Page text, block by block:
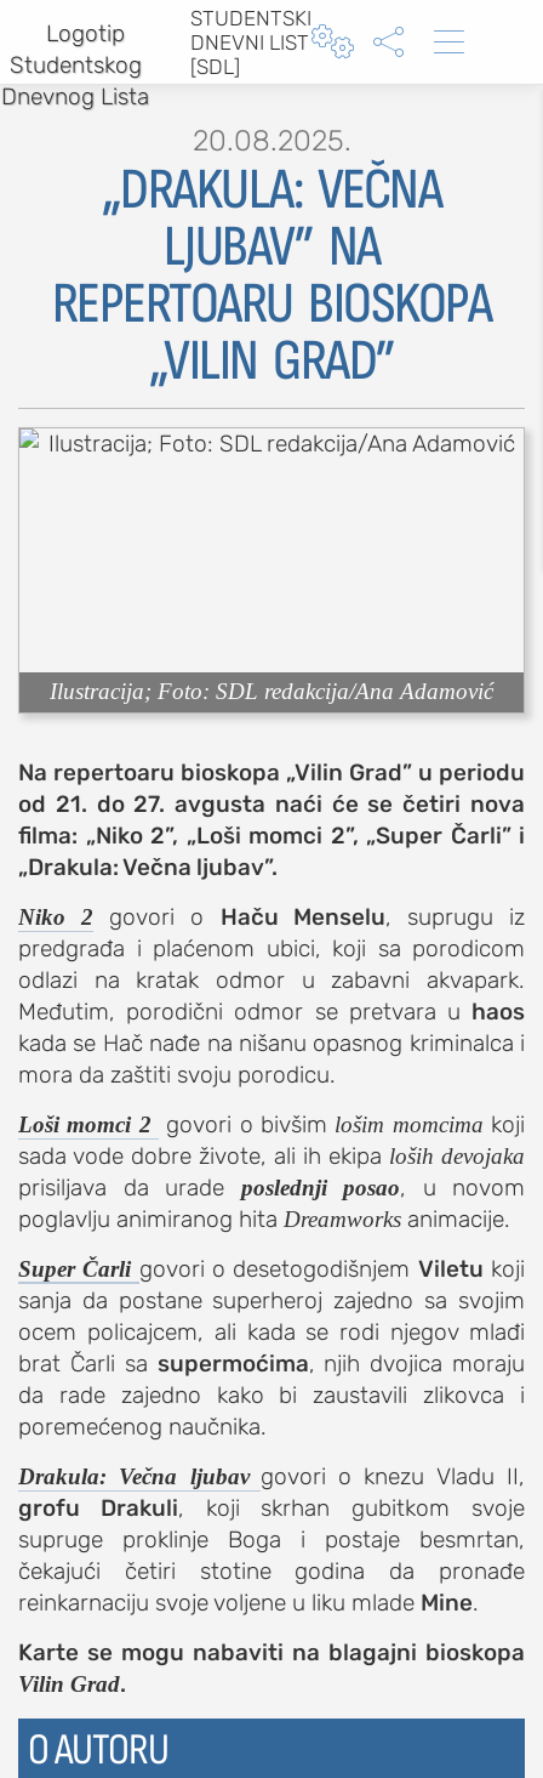
STUDENTSKI
DNEVNI LIST
[SDL]
  
MOJ SDL
SEKCIJE
rukomet
e-sport
zabava
muzika
putovanja
studenti
organizacije
konkursi
fakulteti
studentski život
zdravlje
it
kolumna
sdl podkast
STUDENTSKI DNEVNI LIST
o nama
impresum
kontakt
20.08.2025.
„DRAKULA: VEČNA
LJUBAV” NA
REPERTOARU BIOSKOPA
„VILIN GRAD”
Ilustracija; Foto: SDL redakcija/Ana Adamović
Na repertoaru bioskopa „Vilin Grad” u periodu
od 21. do 27. avgusta naći će se četiri nova
filma: „Niko 2”, „Loši momci 2”, „Super Čarli” i
„Drakula: Večna ljubav”.
Niko 2 govori o Haču Menselu, suprugu iz
predgrađa i plaćenom ubici, koji sa porodicom
odlazi na kratak odmor u zabavni akvapark.
Međutim, porodični odmor se pretvara u haos
kada se Hač nađe na nišanu opasnog kriminalca i
mora da zaštiti svoju porodicu.
Loši momci 2 govori o bivšim lošim momcima koji
sada vode dobre živote, ali ih ekipa loših devojaka
prisiljava da urade poslednji posao, u novom
poglavlju animiranog hita Dreamworks animacije.
Super Čarli govori o desetogodišnjem Viletu koji
sanja da postane superheroj zajedno sa svojim
ocem policajcem, ali kada se rodi njegov mlađi
brat Čarli sa supermoćima, njih dvojica moraju
da rade zajedno kako bi zaustavili zlikovca i
poremećenog naučnika.
Drakula: Večna ljubav govori o knezu Vladu II,
grofu Drakuli, koji skrhan gubitkom svoje
supruge proklinje Boga i postaje besmrtan,
čekajući četiri stotine godina da pronađe
reinkarnaciju svoje voljene u liku mlade Mine.
Karte se mogu nabaviti na blagajni bioskopa
Vilin Grad.
O AUTORU